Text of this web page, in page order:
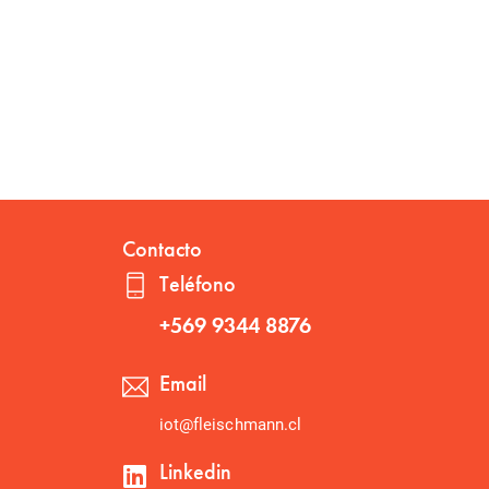
Contacto
Teléfono
+569 9344 8876
Email
iot@fleischmann.cl
Linkedin